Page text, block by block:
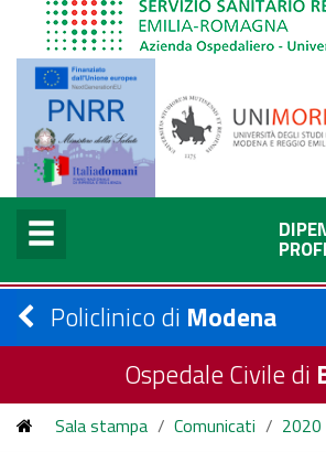
Policlinico di Modena
Ospedale Civile di
Sala stampa / Comunicati / 2020